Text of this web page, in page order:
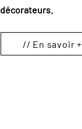
décorateurs.
// En savoir +